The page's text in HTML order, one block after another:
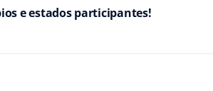
e estados participantes!